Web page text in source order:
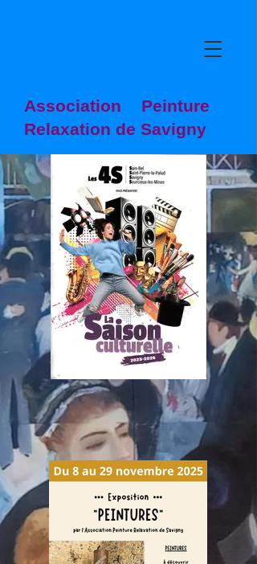
Association Peinture
Relaxation de Savigny